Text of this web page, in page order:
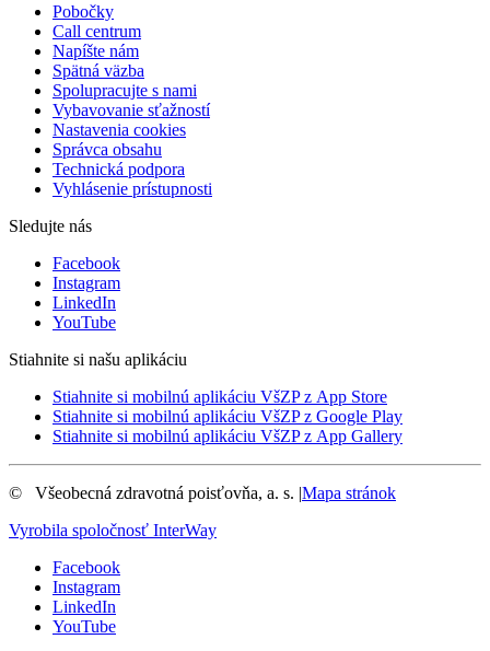
Pobočky
Call centrum
Napíšte nám
Spätná väzba
Spolupracujte s nami
Vybavovanie sťažností
Nastavenia cookies
Správca obsahu
Technická podpora
Vyhlásenie prístupnosti
Sledujte nás
Facebook
Instagram
LinkedIn
YouTube
Stiahnite si našu aplikáciu
Stiahnite si mobilnú aplikáciu VšZP z App Store
Stiahnite si mobilnú aplikáciu VšZP z Google Play
Stiahnite si mobilnú aplikáciu VšZP z App Gallery
© Všeobecná zdravotná poisťovňa, a. s. |Mapa stránok
Vyrobila spoločnosť InterWay
Facebook
Instagram
LinkedIn
YouTube